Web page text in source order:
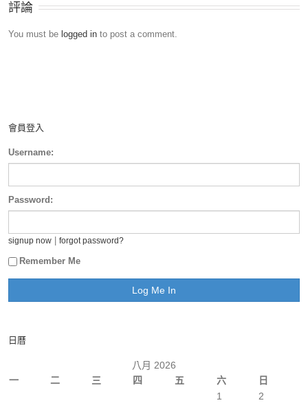
評論
You must be logged in to post a comment.
會員登入
Username:
Password:
signup now forgot password?
Remember Me
日曆
八月 2026
一
二 三 四 五 六 日
1
2